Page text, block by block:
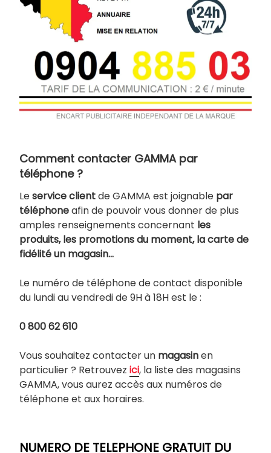
Comment contacter GAMMA par
téléphone ?
Leservice clientde GAMMA est joignable par
téléphoneafin de pouvoir vous donner de plus
amples renseignements concernant les
produits, les promotions du moment, la carte de
fidélité un magasin…
Le numéro de téléphone de contact disponible
du lundi au vendredi de 9H à 18H est le :
0 800 62 610
Vous souhaitez contacter un magasinen
particulier ? Retrouvez ici, la liste des magasins
GAMMA, vous aurez accès aux numéros de
téléphone et aux horaires.
NUMERO DE TELEPHONE GRATUIT DU